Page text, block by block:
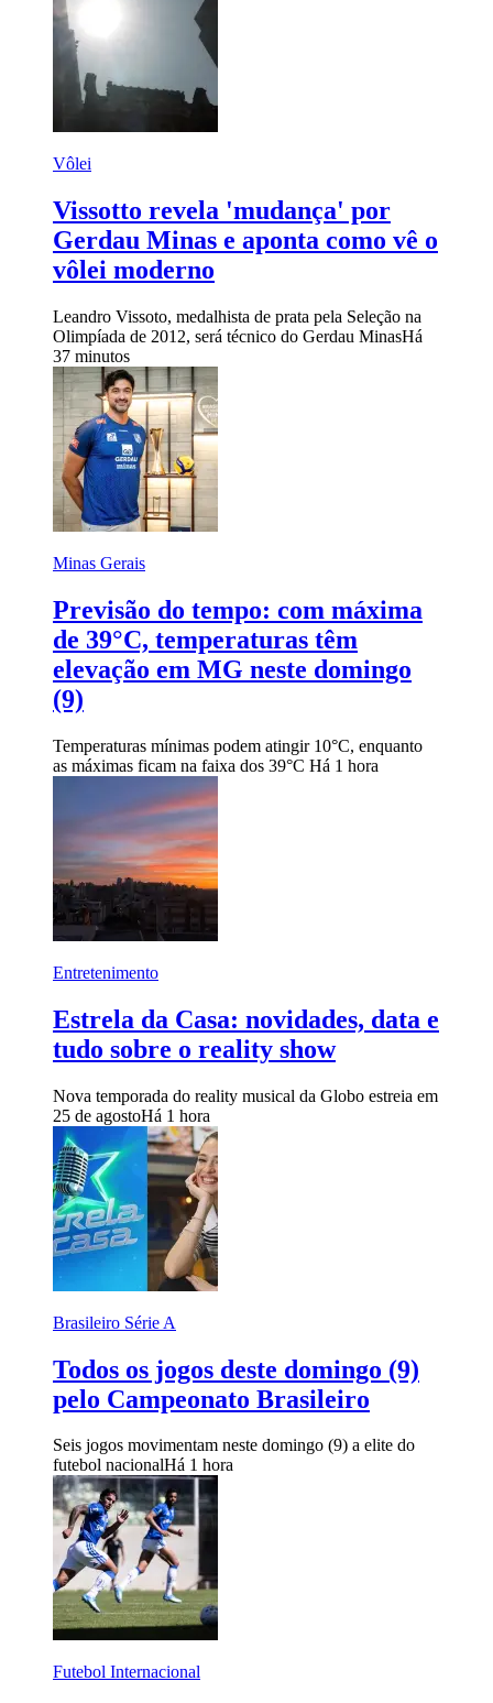
Vôlei
Vissotto revela 'mudança' por
Gerdau Minas e aponta como vê o
vôlei moderno
Leandro Vissoto, medalhista de prata pela Seleção na
Olimpíada de 2012, será técnico do Gerdau MinasHá
37 minutos
Minas Gerais
Previsão do tempo: com máxima
de 39°C, temperaturas têm
elevação em MG neste domingo
(9)
Temperaturas mínimas podem atingir 10°C, enquanto
as máximas ficam na faixa dos 39°C Há 1 hora
Entretenimento
Estrela da Casa: novidades, data e
tudo sobre o reality show
Nova temporada do reality musical da Globo estreia em
25 de agostoHá 1 hora
Brasileiro Série A
Todos os jogos deste domingo (9)
pelo Campeonato Brasileiro
Seis jogos movimentam neste domingo (9) a elite do
futebol nacionalHá 1 hora
Futebol Internacional